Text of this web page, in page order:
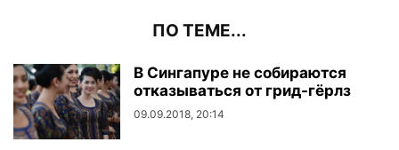
ПО ТЕМЕ...
В Сингапуре не собираются
отказываться от грид-гёрлз
09.09.2018, 20:14